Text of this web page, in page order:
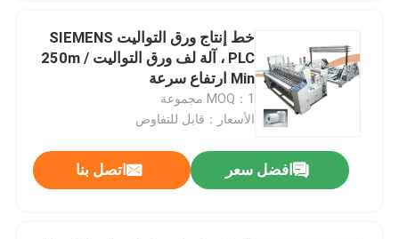
خط إنتاج ورق التواليت SIEMENS
PLC ، آلة لف ورق التواليت 250m /
Min ارتفاع سرعة
MOQ：1 مجموعة
الأسعار：قابل للتفاوض
افضل سعر اتصل بنا